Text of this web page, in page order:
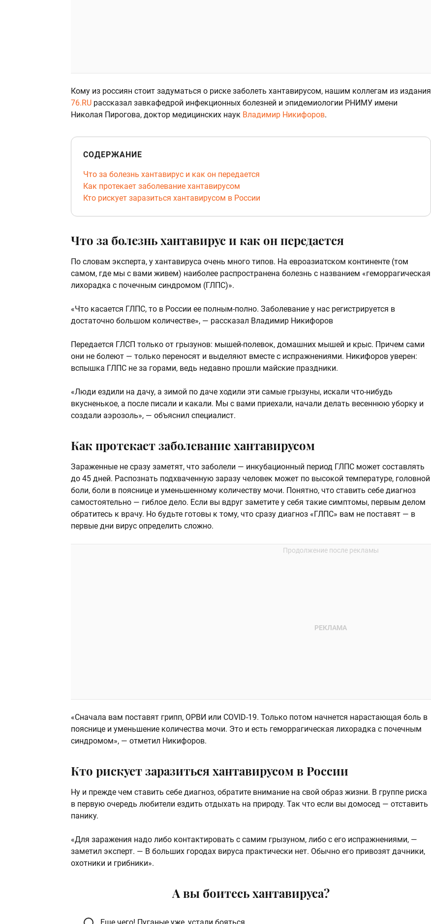
Кому из россиян стоит задуматься о риске заболеть хантавирусом, нашим коллегам из издания
76.RU рассказал завкафедрой инфекционных болезней и эпидемиологии РНИМУ имени
Николая Пирогова, доктор медицинских наук Владимир Никифоров.
СОДЕРЖАНИЕ
Что за болезнь хантавирус и как он передается
Как протекает заболевание хантавирусом
Кто рискует заразиться хантавирусом в России
Что за болезнь хантавирус и как он передается
По словам эксперта, у хантавируса очень много типов. На евроазиатском континенте (том
самом, где мы с вами живем) наиболее распространена болезнь с названием «геморрагическая
лихорадка с почечным синдромом (ГЛПС)».
«Что касается ГЛПС, то в России ее полным-полно. Заболевание у нас регистрируется в
достаточно большом количестве», — рассказал Владимир Никифоров
Передается ГЛСП только от грызунов: мышей-полевок, домашних мышей и крыс. Причем сами
они не болеют — только переносят и выделяют вместе с испражнениями. Никифоров уверен:
вспышка ГЛПС не за горами, ведь недавно прошли майские праздники.
«Люди ездили на дачу, а зимой по даче ходили эти самые грызуны, искали что-нибудь
вкусненькое, а после писали и какали. Мы с вами приехали, начали делать весеннюю уборку и
создали аэрозоль», — объяснил специалист.
Как протекает заболевание хантавирусом
Зараженные не сразу заметят, что заболели — инкубационный период ГЛПС может составлять
до 45 дней. Распознать подхваченную заразу человек может по высокой температуре, головной
боли, боли в пояснице и уменьшенному количеству мочи. Понятно, что ставить себе диагноз
самостоятельно — гиблое дело. Если вы вдруг заметите у себя такие симптомы, первым делом
обратитесь к врачу. Но будьте готовы к тому, что сразу диагноз «ГЛПС» вам не поставят — в
первые дни вирус определить сложно.
«Сначала вам поставят грипп, ОРВИ или COVID-19. Только потом начнется нарастающая боль в
пояснице и уменьшение количества мочи. Это и есть геморрагическая лихорадка с почечным
синдромом», — отметил Никифоров.
Кто рискует заразиться хантавирусом в России
Ну и прежде чем ставить себе диагноз, обратите внимание на свой образ жизни. В группе риска
в первую очередь любители ездить отдыхать на природу. Так что если вы домосед — отставить
панику.
«Для заражения надо либо контактировать с самим грызуном, либо с его испражнениями, —
заметил эксперт. — В больших городах вируса практически нет. Обычно его привозят дачники,
охотники и грибники».
А вы боитесь хантавируса?